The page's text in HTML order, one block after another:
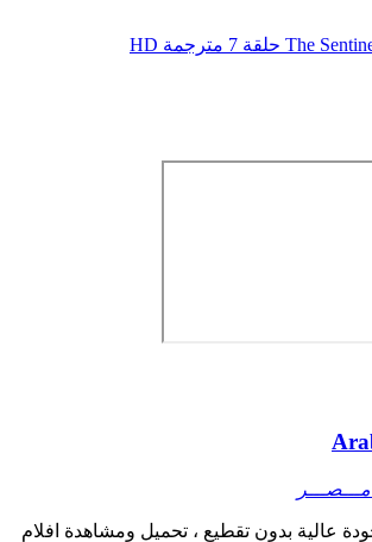
عالية بدون تقطيع ، تحميل ومشاهدة افلام